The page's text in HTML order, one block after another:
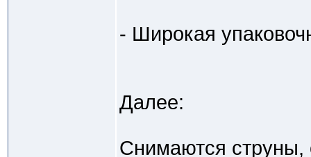
- Широкая
Далее:
Снимаются струны,